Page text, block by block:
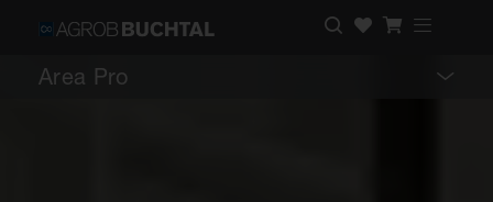
Area Pro